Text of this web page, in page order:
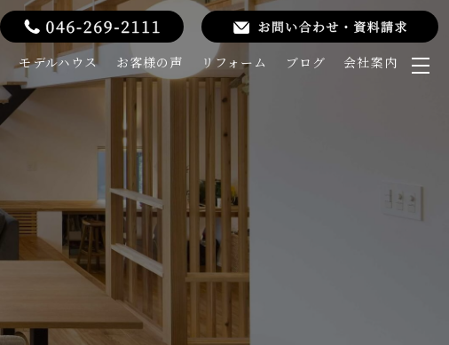
モデルハウス お客様の声 リフォーム ブログ 会社案内
メ
開
く